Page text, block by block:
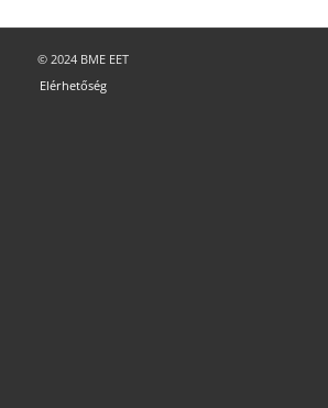
© 2024 BME EET
Elérhetőség